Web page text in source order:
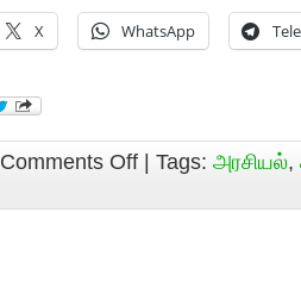
X WhatsApp
Comments Off | Tags: அரசியல்,